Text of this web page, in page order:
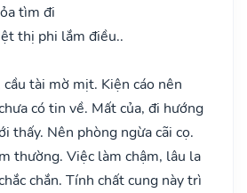
tìm đi
thị phi lắm điều..
tài mờ mịt. Kiện cáo nên
có tin về. Mất của, đi hướng
thấy. Nên phòng ngừa cãi cọ.
thường. Việc làm chậm, lâu la
chắn. Tính chất cung này trì